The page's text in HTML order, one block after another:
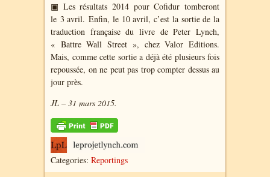
▣ Les résultats 2014 pour Cofidur tomberont
le 3 avril. Enfin, le 10 avril, c’est la sortie de la
traduction française du livre de Peter Lynch,
« Battre Wall Street », chez Valor Editions.
Mais, comme cette sortie a déjà été plusieurs fois
repoussée, on ne peut pas trop compter dessus au
jour près.
JL – 31 mars 2015.
Categories: Reportings